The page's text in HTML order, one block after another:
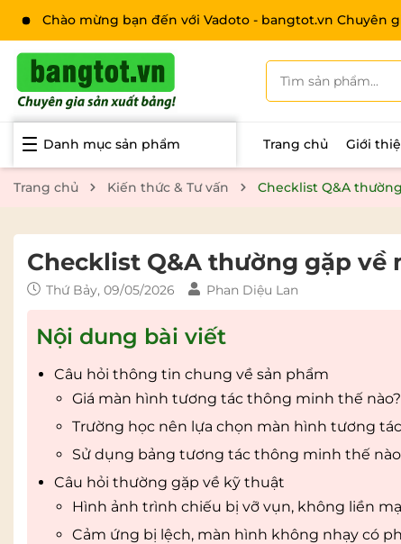
Chào mừng bạn đến với Vadoto - bangtot.vn Chuyên
Danh mục sản phẩm Trang chủ Giới
Trang chủ Kiến thức & Tư vấn Checklist Q&A
Checklist Q&A thường gặp
Thứ Bảy, 09/05/2026 Phan Diệu Lan
Nội dung bài viết
Câu hỏi thông tin chung về sản phẩm
Giá màn hình tương tác thông minh thế
Trường học nên lựa chọn màn hình tương
Sử dụng bảng tương tác thông minh thế
Câu hỏi thường gặp về kỹ thuật
Hình ảnh trình chiếu bị vỡ vụn, không liền
Cảm ứng bị lệch, màn hình không nhạy có